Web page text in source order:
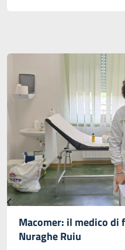
Macomer: il medico
Nuraghe Ruiu